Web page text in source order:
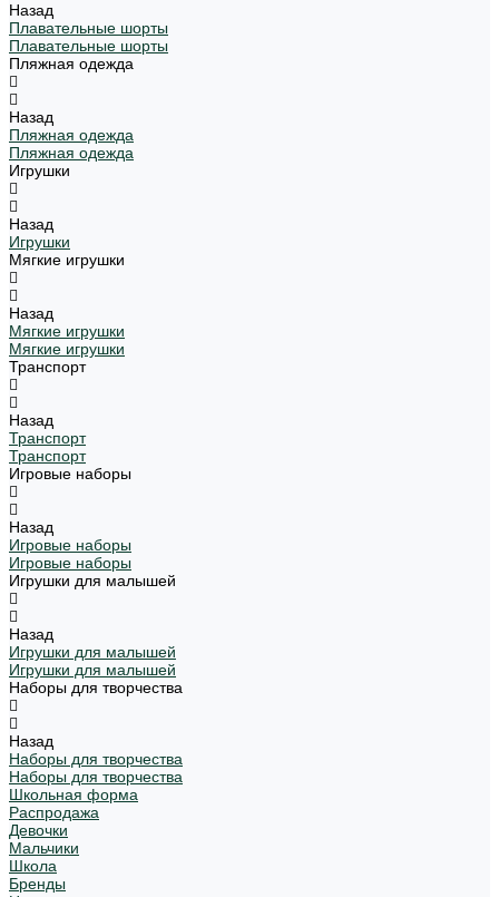
Назад
Плавательные шорты
Плавательные шорты
Пляжная одежда
Назад
Пляжная одежда
Пляжная одежда
Игрушки
Назад
Игрушки
Мягкие игрушки
Назад
Мягкие игрушки
Мягкие игрушки
Транспорт
Назад
Транспорт
Транспорт
Игровые наборы
Назад
Игровые наборы
Игровые наборы
Игрушки для малышей
Назад
Игрушки для малышей
Игрушки для малышей
Наборы для творчества
Назад
Наборы для творчества
Наборы для творчества
Школьная форма
Распродажа
Девочки
Мальчики
Школа
Бренды